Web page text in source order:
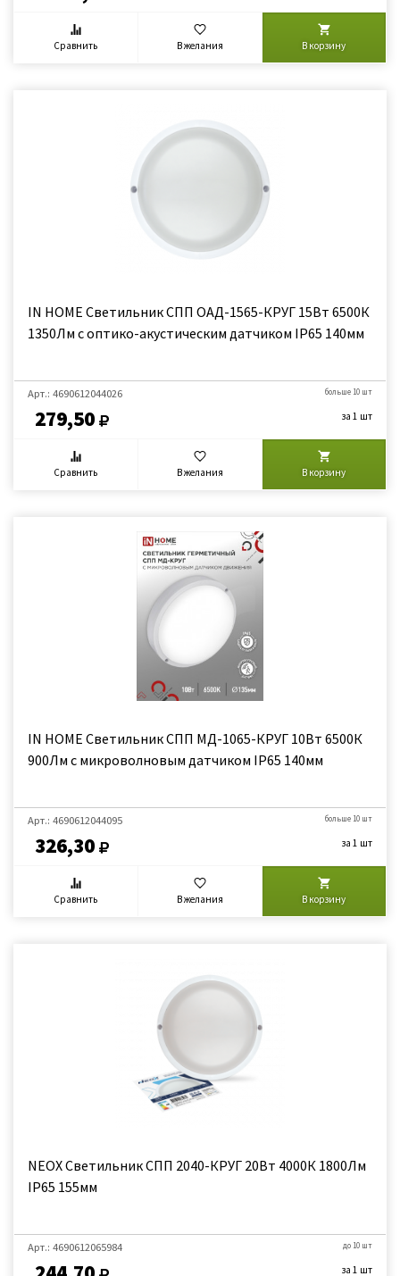
Сравнить В желания В корзину
IN HOME Светильник СПП ОAД-1565-КРУГ 15Вт 6500К
1350Лм с оптико-акустическим датчиком IP65 140мм
Арт.: 4690612044026
279,50
больше 10 шт
за 1 шт
Сравнить В желания В корзину
IN HOME Светильник СПП МД-1065-КРУГ 10Вт 6500К
900Лм с микроволновым датчиком IP65 140мм
Арт.: 4690612044095
326,30
больше 10 шт
за 1 шт
Сравнить В желания В корзину
NEOX Светильник СПП 2040-КРУГ 20Вт 4000К 1800Лм
IP65 155мм
Арт.: 4690612065984 до 10 шт
за 1 шт